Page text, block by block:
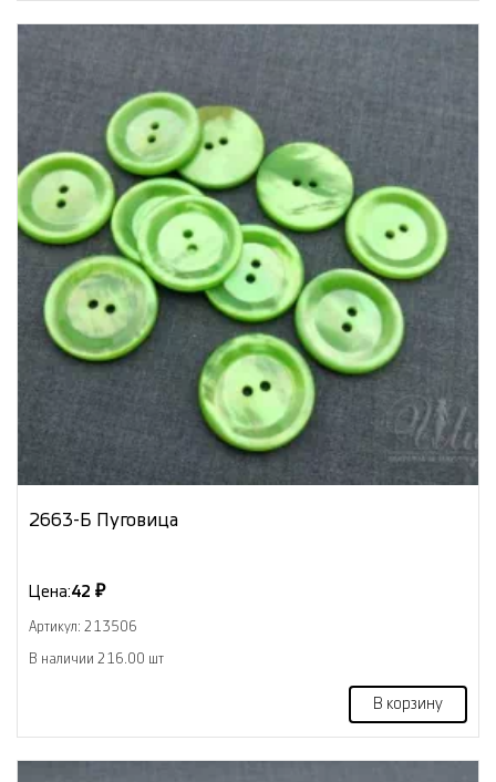
2663-Б Пуговица
Цена:42 ₽
Артикул: 213506
В наличии 216.00 шт
В корзину